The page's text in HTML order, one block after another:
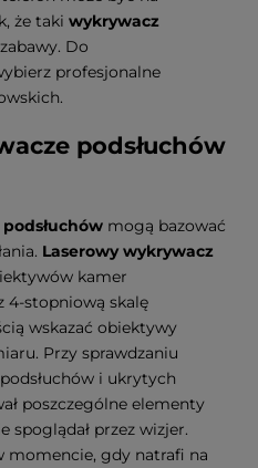
że taki wykrywacz
Do
profesjonalne
podsłuchów
mogą bazować
Laserowy wykrywacz
kamer
4-stopniową skalę
wskazać obiektywy
Przy sprawdzaniu
i ukrytych
poszczególne elementy
spoglądał przez wizjer.
momencie, gdy natrafi na